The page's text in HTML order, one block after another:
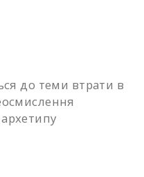
до теми втрати в